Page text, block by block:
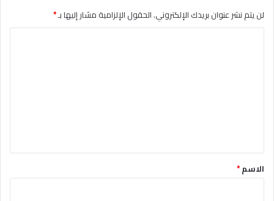
لن يتم نشر عنوان بريدك الإلكتروني.الحقول الإلزامية مشار إليها بـ*
*الاسم*